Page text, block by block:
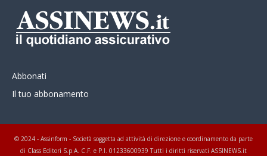
Abbonati
Il tuo abbonamento
© 2024 - Assinform - Società soggetta ad attività di direzione e coordinamento da parte
di Class Editori S.p.A. C.F. e P.I. 01233600939 Tutti i diritti riservati ASSINEWS.it